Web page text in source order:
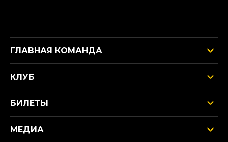
ГЛАВНАЯ КОМАНДА
КЛУБ
БИЛЕТЫ
МЕДИА